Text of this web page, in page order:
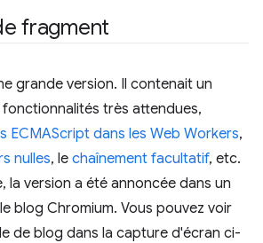
fragment
grande version. Il contenait un
très attendues,
ECMAScript dans les Web Workers,
nulles, le chaînement facultatif, etc.
la version a été annoncée dans un
blog Chromium. Vous pouvez voir
de blog dans la capture d'écran ci-